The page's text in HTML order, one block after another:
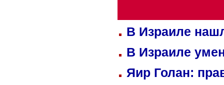
В Израиле
В Израиле
Яир Голан: